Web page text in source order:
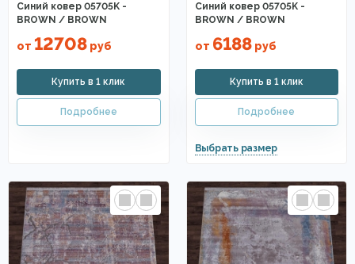
Синий ковер 05705K -
BROWN / BROWN
от 12708 руб
Синий ковер 05705K -
BROWN / BROWN
от 6188руб